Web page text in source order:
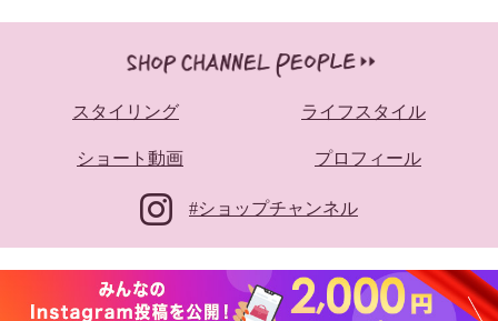
スタイリング ライフスタイル
ショート動画 プロフィール
#ショップチャンネル